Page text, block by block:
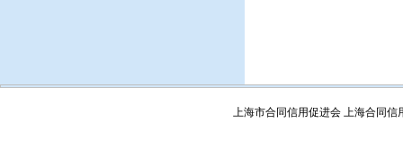
上海市合同信用促进会 上海合同